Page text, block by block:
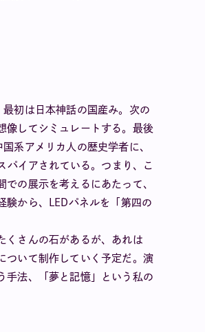
初は日本神話の国産み。次の
像してシミュレートする。最後
系アメリカ人の歴史学者に、
パイアされている。つまり、こ
の展示を考えるにあたって、
験から、LEDパネルを「第四の
くさんの石があるが、あれは
ついて制作していく予定だ。演
手法、「夢と記憶」という私の